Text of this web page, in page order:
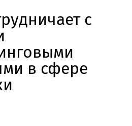
с
в сфере